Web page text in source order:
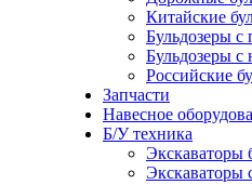
Китайские
Бульдозеры
Бульдозеры
Российские
Запчасти
Навесное
Б/У техника
Экскаваторы
Экскаваторы